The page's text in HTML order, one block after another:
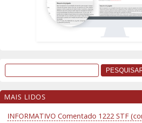
MAIS LIDOS
INFORMATIVO Comentado 1222 STF